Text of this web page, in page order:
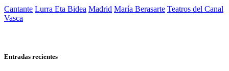
Cantante Lurra Eta Bidea Madrid María Berasarte Teatros del Canal
Vasca
Entradas recientes